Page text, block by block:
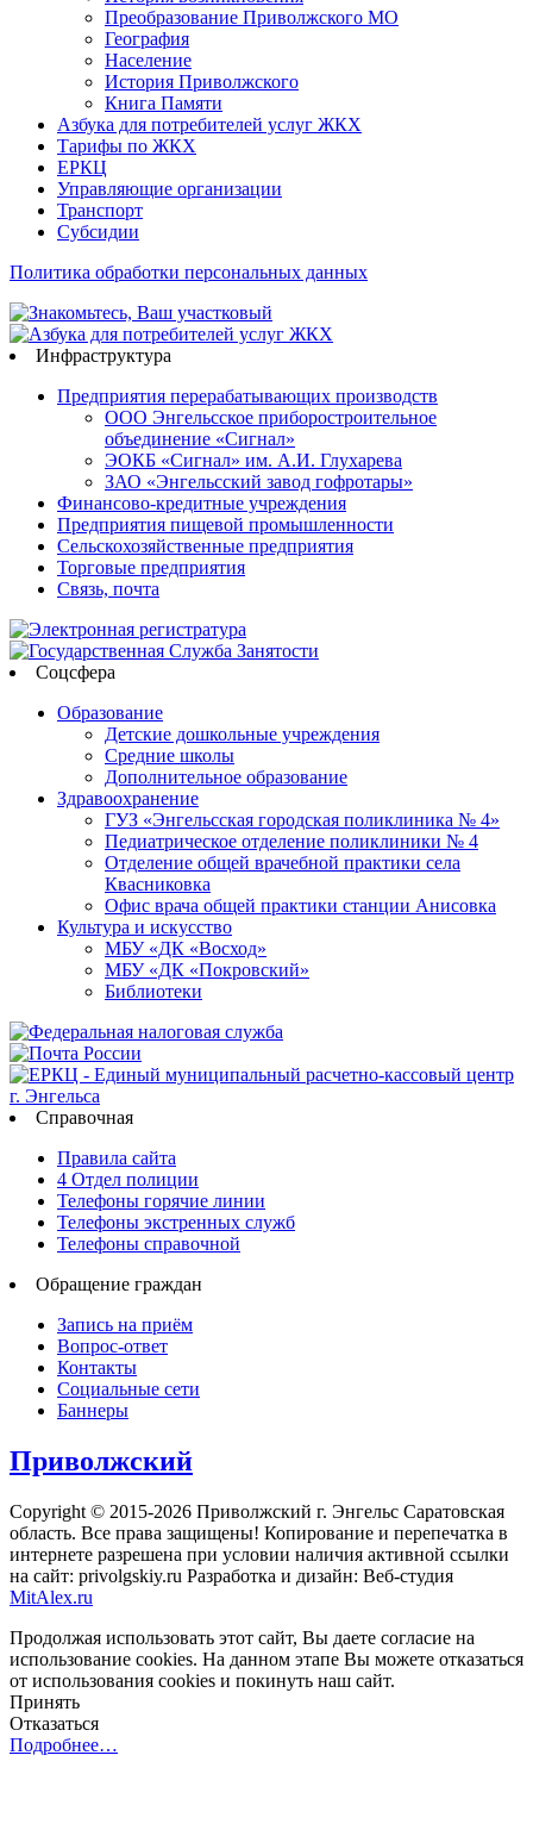
Преобразование Приволжского МО
География
Население
История Приволжского
Книга Памяти
Азбука для потребителей услуг ЖКХ
Тарифы по ЖКХ
ЕРКЦ
Управляющие организации
Транспорт
Субсидии
Политика обработки персональных данных
Инфраструктура
Предприятия перерабатывающих производств
ООО Энгельсское приборостроительное
объединение «Сигнал»
ЭОКБ «Сигнал» им. А.И. Глухарева
ЗАО «Энгельсский завод гофротары»
Финансово-кредитные учреждения
Предприятия пищевой промышленности
Сельскохозяйственные предприятия
Торговые предприятия
Связь, почта
Соцсфера
Образование
Детские дошкольные учреждения
Средние школы
Дополнительное образование
Здравоохранение
ГУЗ «Энгельсская городская поликлиника № 4»
Педиатрическое отделение поликлиники № 4
Отделение общей врачебной практики села
Квасниковка
Офис врача общей практики станции Анисовка
Культура и искусство
МБУ «ДК «Восход»
МБУ «ДК «Покровский»
Библиотеки
Справочная
Правила сайта
4 Отдел полиции
Телефоны горячие линии
Телефоны экстренных служб
Телефоны справочной
Обращение граждан
Запись на приём
Вопрос-ответ
Контакты
Социальные сети
Баннеры
Приволжский
Copyright © 2015-2026 Приволжский г. Энгельс Саратовская
область. Все права защищены! Копирование и перепечатка в
интернете разрешена при условии наличия активной ссылки
на сайт: privolgskiy.ru Разработка и дизайн: Веб-студия
MitAlex.ru
Продолжая использовать этот сайт, Вы даете согласие на
использование cookies. На данном этапе Вы можете отказаться
от использования cookies и покинуть наш сайт.
Принять
Отказаться
Подробнее…